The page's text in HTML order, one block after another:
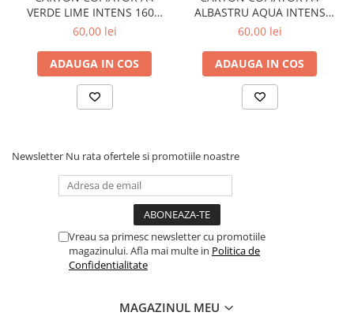
Aparatura pentru birou
Laminatoare
Distrugatoare de documente
Aparate de indosariat
Trimmere & Ghilotine
Panouri de pluta
Flipchart-uri
Accesorii pentru panouri
Table albe magnetice - whiteboard
Accesorii pentru flipchart
Accesorii IT
VERDE LIME INTENS 160G
250/TOP LG46 NIVEUS
60,00 lei
ADAUGA IN COS
ALBASTRU AQUA INTENS
160G 250/TOP AB48 NIVEUS
60,00 lei
ADAUGA IN COS
Newsletter Nu rata ofertele si promotiile noastre
Vreau sa primesc newsletter cu promotiile
magazinului. Afla mai multe in Politica de
Confidentialitate
MAGAZINUL MEU